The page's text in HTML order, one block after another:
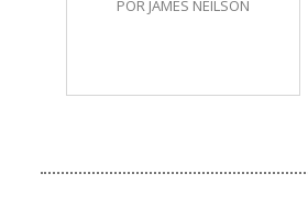
POR JAMES NEILSON